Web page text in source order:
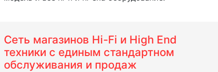
Сеть магазинов Hi-Fi и High End
техники с единым стандартном
обслуживания и продаж